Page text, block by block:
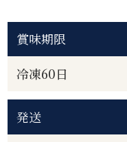
賞味期限
冷凍60日
発送